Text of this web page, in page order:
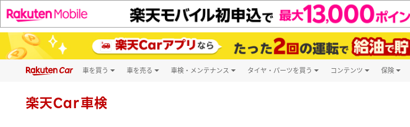
車を買う
新車
車を売る 車検・メンテナンス タイヤ・パーツを買う コンテンツ 保険
楽天Car車検